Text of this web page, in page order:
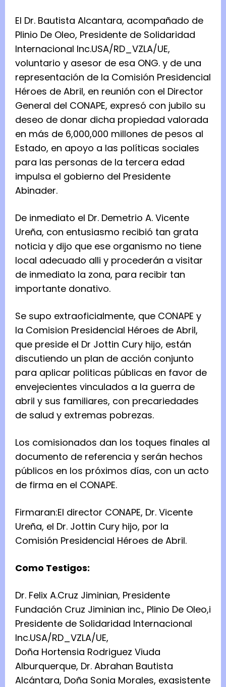
El Dr. Bautista Alcantara, acompañado de
Plinio De Oleo, Presidente de Solidaridad
Internacional Inc.USA/RD_VZLA/UE,
voluntario y asesor de esa ONG. y de una
representación de la Comisión Presidencial
Héroes de Abril, en reunión con el Director
General del CONAPE, expresó con jubilo su
deseo de donar dicha propiedad valorada
en más de 6,000,000 millones de pesos al
Estado, en apoyo a las políticas sociales
para las personas de la tercera edad
impulsa el gobierno del Presidente
Abinader.
De inmediato el Dr. Demetrio A. Vicente
Ureña, con entusiasmo recibió tan grata
noticia y dijo que ese organismo no tiene
local adecuado alli y procederán a visitar
de inmediato la zona, para recibir tan
importante donativo.
Se supo extraoficialmente, que CONAPE y
la Comision Presidencial Héroes de Abril,
que preside el Dr Jottin Cury hijo, están
discutiendo un plan de acción conjunto
para aplicar politicas públicas en favor de
envejecientes vinculados a la guerra de
abril y sus familiares, con precariedades
de salud y extremas pobrezas.
Los comisionados dan los toques finales al
documento de referencia y serán hechos
públicos en los próximos días, con un acto
de firma en el CONAPE.
Firmaran:El director CONAPE, Dr. Vicente
Ureña, el Dr. Jottin Cury hijo, por la
Comisión Presidencial Héroes de Abril.
Como Testigos:
Dr. Felix A.Cruz Jiminian, Presidente
Fundación Cruz Jiminian inc., Plinio De Oleo,i
Presidente de Solidaridad Internacional
Inc.USA/RD_VZLA/UE,
Doña Hortensia Rodriguez Viuda
Alburquerque, Dr. Abrahan Bautista
Alcántara, Doña Sonia Morales, exasistente